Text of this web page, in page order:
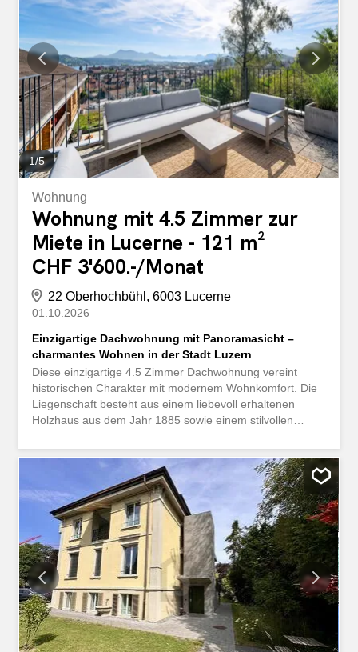
Anonymität: Aus Gründen der Vertraulichkeit verwenden
wir in öffentlichen Inseraten ausschliesslich Musterbilder
und nennen keine Adressen. Diese Immobilie steht zum
Tausch Entdecken Sie diese exklusive 4.5-Zimmer
Wohnung in einem begehrten Quartier von Luzern. Seit
ihrer Erbauung im Jahr 2012, bietet diese 132 m² grosse
Wohnung einen modernen Wohnstandard. Die gut
durchdachte Raumaufteilung sorgt für eine angenehme...
1/5
Wohnung
Wohnung mit 4.5 Zimmer zur
Miete in Lucerne - 121 m²
CHF 3'600.-/Monat
22 Oberhochbühl, 6003 Lucerne
01.10.2026
Einzigartige Dachwohnung mit Panoramasicht –
charmantes Wohnen in der Stadt Luzern
Diese einzigartige 4.5 Zimmer Dachwohnung vereint
historischen Charakter mit modernem Wohnkomfort. Die
Liegenschaft besteht aus einem liebevoll erhaltenen
Holzhaus aus dem Jahr 1885 sowie einem stilvollen
saniert. Insgesamt umfasst das Gebäude vier exklusive
Wohneinheiten. Die Wohnung im Dachgeschoss
überzeugt durch ein offenes Raumkonzept, viel
Privatsphäre und eine ganz besondere Lage – direkt
beim beliebten Gütschwald. Geniessen Sie eine
unverbaubare Aussicht über die Dächer der Stadt, die
umliegende Bergwelt und den Vierwaldstättersee –
sowohl von Ihrem Balkon, als auch von der eigenen
Dachterrasse aus. Diese Highlights erwarten Sie:
Panorama-Aussicht auf Stadt, Berge & Seemodernes Bad
& Küchehelle Wohnräume mit rustikalen BalkenBalkon &
Dachterrasse mit traumhafter Aussichtuvm.Lassen Sie
sich vor Ort verzaubern und kontaktieren Sie uns für